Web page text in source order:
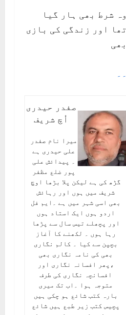
وہ شرط بھی ہار گیا
تھا اور زندگی کی بازی
بھی
۔۔
صفدر حیدری
اُچ شریف
میرا نام صفدر
علی حیدری ہے
۔ پیدائش علی
پور ضلع مظفر
گڑھ کی ہے لیکن پلا بڑھا اوچ
شریف میں ہوں اور رہائش
بھی اسی شہر میں ہے ۔ایم فل
اردو ہوں ایک استاد ہوں
اور پچھلے تیس سال سے پڑھا
رہا ہوں ۔ لکھنے کا آغاز
بچپن سے کیا ۔ کالم نگاری
بھی کی نامہ نگاری بھی
،پھر افسانہ نگاری اور
افسانچہ نگاری کی طرف
متوجہ ہوا ۔اب تک میری
بارہ کتب شائع ہو چکی ہیں
پچیس کتب زیر طبع ہیں شائع